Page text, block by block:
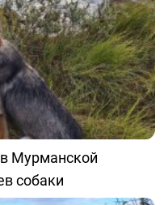
Мурманской
собаки